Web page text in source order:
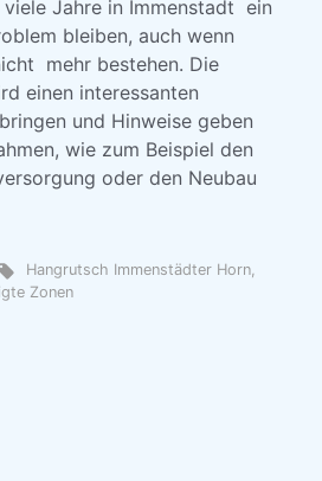
Jahre in Immenstadt ein
bleiben, auch wenn
mehr bestehen. Die
einen interessanten
und Hinweise geben
wie zum Beispiel den
oder den Neubau
Hangrutsch Immenstädter Horn,
Zonen